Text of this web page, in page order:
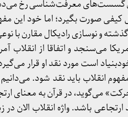
گسست‌های معرفت‌شناسی رخ
صورت بگیرد؛ اما خود این
و نوسازی رادیکال مقارن با
می‌سنجد و اتفاقا از
است مورد نقد او قرار
انقلاب باید نقد شود.
حرکت» می‌گوید، در قرآن به معنای
ارتجاعی باشد. واژه انقلاب